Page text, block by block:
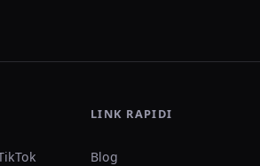
LINK RAPIDI
Blog